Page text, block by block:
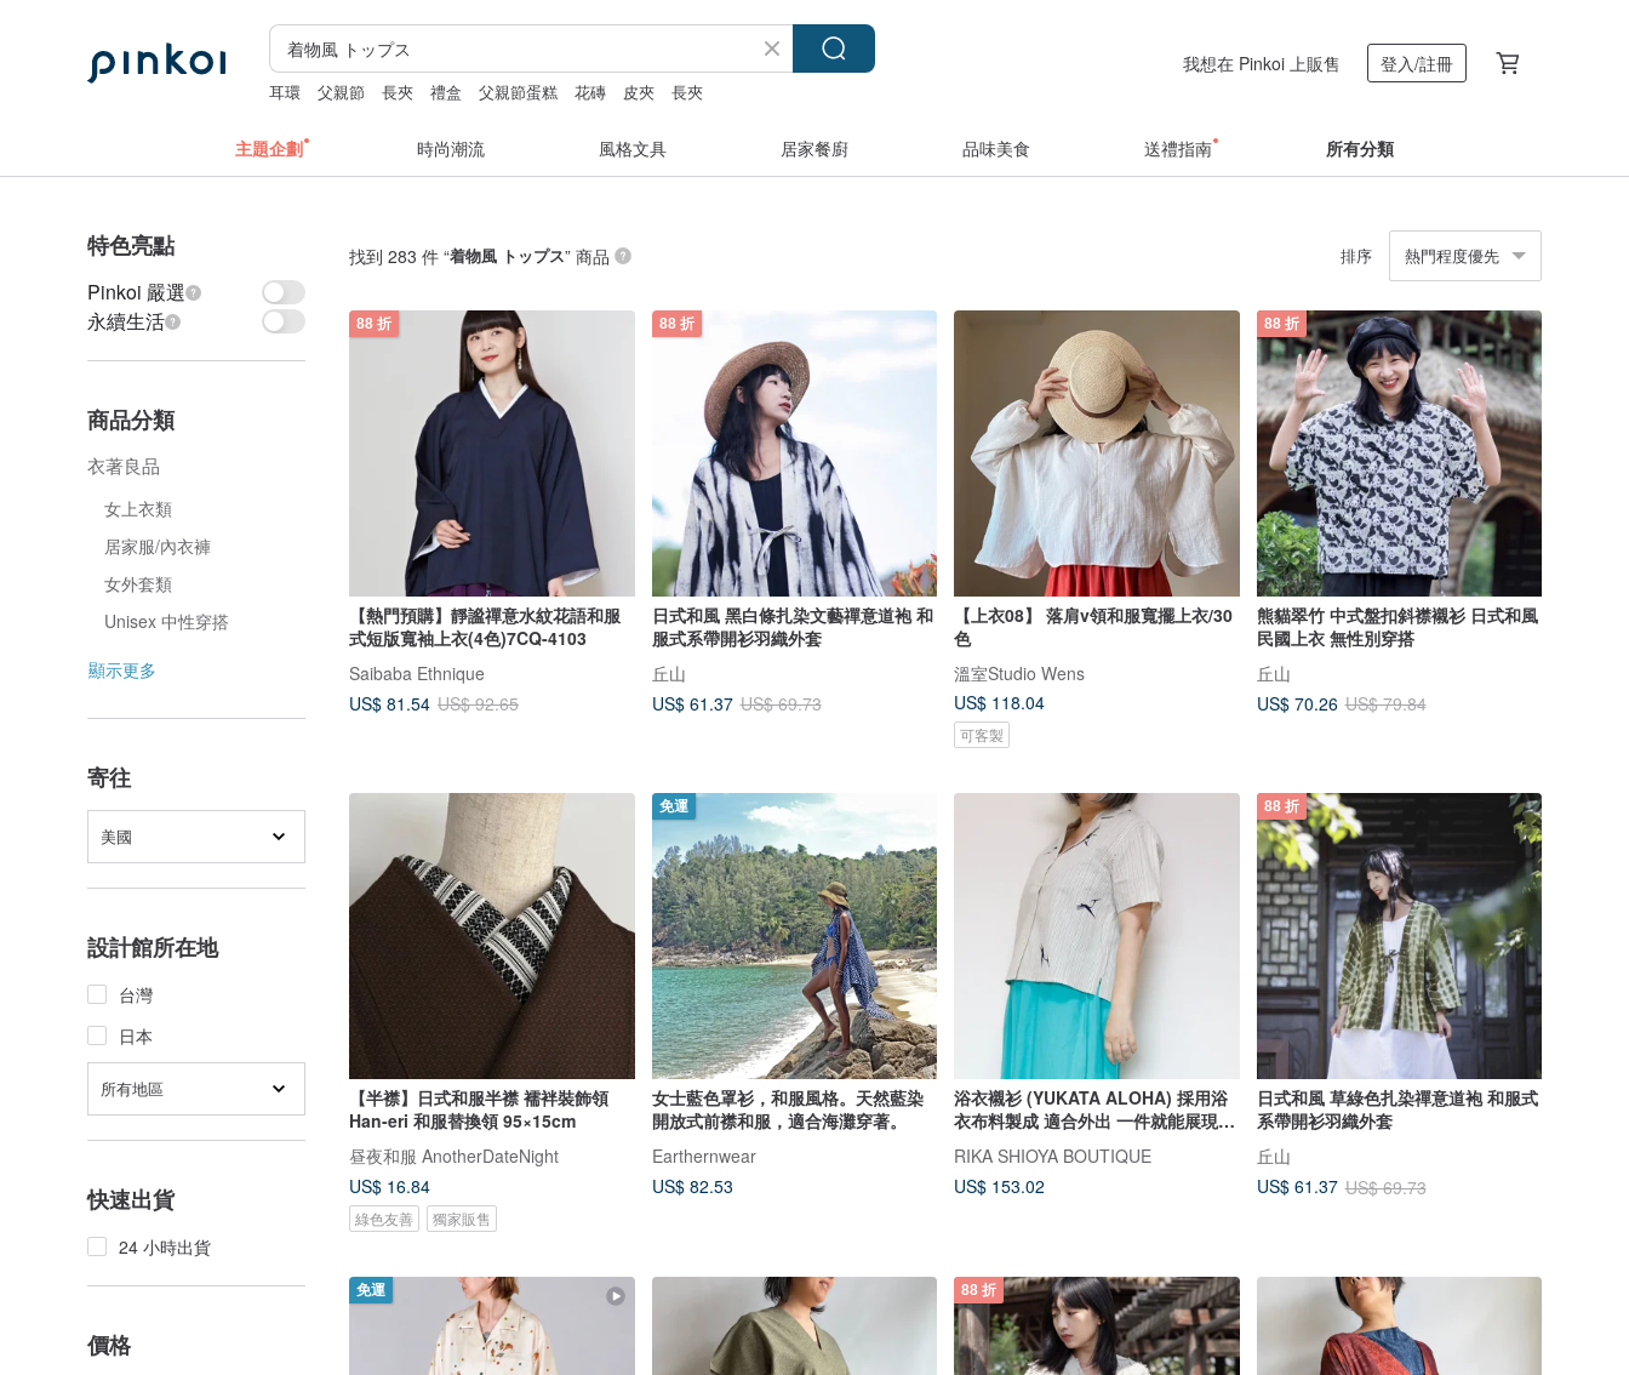
耳環 父親節 長夾 禮盒 父親節蛋糕 花磚 皮夾 長夾
我想在 Pinkoi 上販售 登入/註冊
主題企劃 時尚潮流 風格文具 居家餐廚 品味美食 送禮指南 所有分類
特色亮點
Pinkoi 嚴選
永續生活
商品分類
衣著良品
女上衣類
居家服/內衣褲
女外套類
Unisex 中性穿搭
顯示更多
寄往
美國
設計館所在地
台灣
日本
所有地區
快速出貨
24 小時出貨
價格
找到 283 件 “着物風 トップス” 商品 排序 熱門程度優先
88 折
【熱門預購】靜謐禪意水紋花語和服
式短版寬袖上衣(4色)7CQ-4103
Saibaba Ethnique
US$ 81.54 US$ 92.65
88 折
日式和風 黑白條扎染文藝禪意道袍 和
服式系帶開衫羽織外套
丘山
US$ 61.37 US$ 69.73
【上衣08】 落肩v領和服寬擺上衣/30
色
溫室Studio Wens
US$ 118.04
可客製
88 折
熊貓翠竹 中式盤扣斜襟襯衫 日式和風
民國上衣 無性別穿搭
丘山
US$ 70.26 US$ 79.84
【半襟】日式和服半襟 襦袢裝飾領
Han-eri 和服替換領 95×15cm
昼夜和服 AnotherDateNight
US$ 16.84
綠色友善 獨家販售
免運
女士藍色罩衫，和服風格。天然藍染
開放式前襟和服，適合海灘穿著。
Earthernwear
US$ 82.53
浴衣襯衫 (YUKATA ALOHA) 採用浴
衣布料製成 適合外出 一件就能展現獨
RIKA SHIOYA BOUTIQUE
US$ 153.02
88 折
日式和風 草綠色扎染禪意道袍 和服式
系帶開衫羽織外套
丘山
US$ 61.37 US$ 69.73
免運 88 折